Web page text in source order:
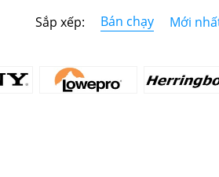
Sắp xếp: Bán chạy Mới